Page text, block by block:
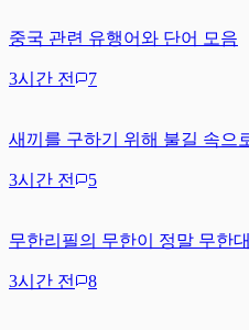
중국 관련 유행어와 단어 모음
3시간 전 7
새끼를 구하기 위해 불길 속으
3시간 전 5
무한리필의 무한이 정말 무한
3시간 전 8